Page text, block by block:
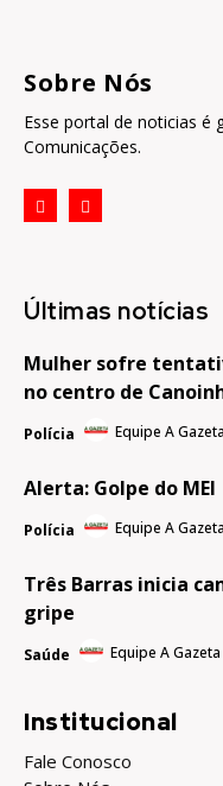
Sobre Nós
Esse portal de noticias é
Comunicações.
Últimas notícias
Mulher sofre
no centro de
Polícia Equipe A
Alerta: Golpe do MEI
Polícia Equipe A
Três Barras inicia
gripe
Saúde Equipe A
Institucional
Fale Conosco